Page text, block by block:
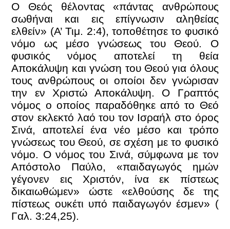
Ο Θεός θέλοντας «πάντας ανθρώπους
σωθήναι και εις επίγνωσιν αληθείας
ελθείν» (Α’ Τιμ. 2:4), τοποθέτησε το φυσικό
νόμο ως μέσο γνώσεως του Θεού. Ο
φυσικός νόμος αποτελεί τη θεία
Αποκάλυψη και γνώση του Θεού για όλους
τους ανθρώπους οι οποίοι δεν γνώρισαν
την εν Χριστώ Αποκάλυψη. Ο Γραπτός
νόμος ο οποίος παραδόθηκε από το Θεό
στον εκλεκτό λαό του τον Ισραήλ στο όρος
Σινά, αποτελεί ένα νέο μέσο και τρόπο
γνώσεως του Θεού, σε σχέση με το φυσικό
νόμο. Ο νόμος του Σινά, σύμφωνα με τον
Απόστολο Παύλο, «παιδαγωγός ημών
γέγονεν εις Χριστόν, ίνα εκ πίστεως
δικαιωθώμεν» ώστε «ελθούσης δε της
πίστεως ουκέτι υπό παιδαγωγόν έσμεν» (
Γαλ. 3:24,25).